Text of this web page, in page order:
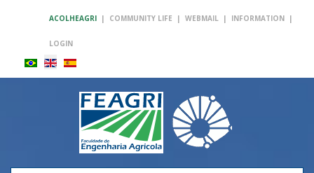
ACOLHEAGRI | COMMUNITY LIFE | WEBMAIL | INFORMATION |
LOGIN